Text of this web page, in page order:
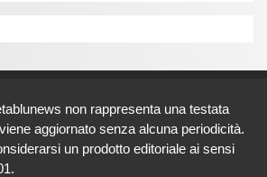
non rappresenta una testata
aggiornato senza alcuna periodicità.
un prodotto editoriale ai sensi